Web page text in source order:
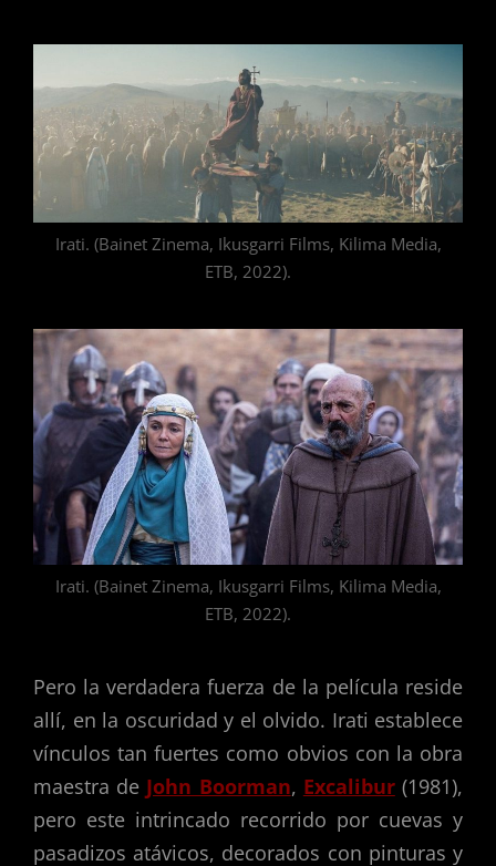
Irati. (Bainet Zinema, Ikusgarri Films, Kilima Media,
ETB, 2022).
Irati. (Bainet Zinema, Ikusgarri Films, Kilima Media,
ETB, 2022).
Pero la verdadera fuerza de la película reside
allí, en la oscuridad y el olvido. Irati establece
vínculos tan fuertes como obvios con la obra
maestra de John Boorman, Excalibur(1981),
pero este intrincado recorrido por cuevas y
pasadizos atávicos, decorados con pinturas y